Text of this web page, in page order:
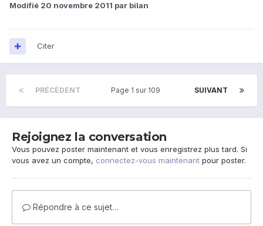
Modifié 20 novembre 2011 par bilan
Citer
PRÉCÉDENT SUIVANT
Page 1 sur 109
Rejoignez la conversation
Vous pouvez poster maintenant et vous enregistrez plus tard. Si
vous avez un compte, connectez-vous maintenant pour poster.
Répondre à ce sujet…